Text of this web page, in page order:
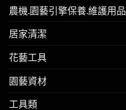
農機.園藝引擎保養.維護用品
居家清潔
花藝工具
園藝資材
工具類